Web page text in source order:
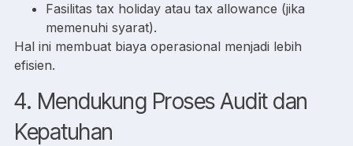
Fasilitas tax holiday atau tax allowance (jika
memenuhi syarat).
Hal ini membuat biaya operasional menjadi lebih
efisien.
4. Mendukung Proses Audit dan
Kepatuhan